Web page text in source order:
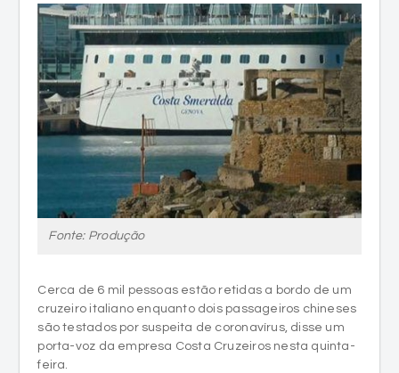
Fonte: Produção
Cerca de 6 mil pessoas estão retidas a bordo de um
cruzeiro italiano enquanto dois passageiros chineses
são testados por suspeita de coronavírus, disse um
porta-voz da empresa Costa Cruzeiros nesta quinta-
feira.